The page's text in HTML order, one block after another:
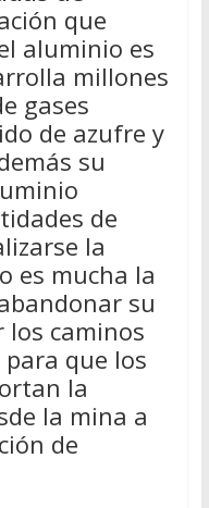
que
aluminio es
millones
gases
de azufre y
su
de
la
es mucha la
su
caminos
que los
la
la mina a
de